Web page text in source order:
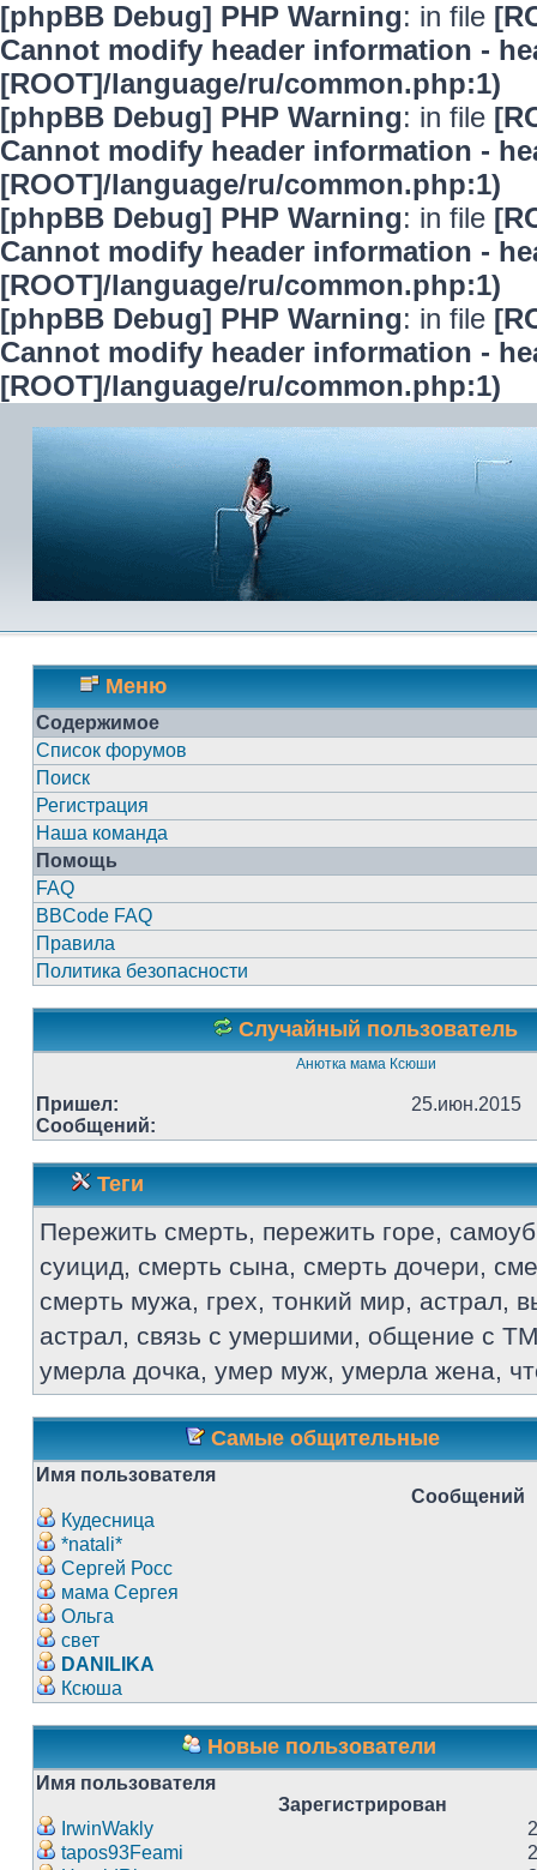
[phpBB Debug] PHP Warning: in file
Cannot modify header information -
[ROOT]/language/ru/common.php:1)
[phpBB Debug] PHP Warning: in file
Cannot modify header information -
[ROOT]/language/ru/common.php:1)
[phpBB Debug] PHP Warning: in file
Cannot modify header information -
[ROOT]/language/ru/common.php:1)
[phpBB Debug] PHP Warning: in file
Cannot modify header information -
[ROOT]/language/ru/common.php:1)
Меню
Содержимое
Список форумов
Поиск
Регистрация
Наша команда
Помощь
FAQ
BBCode FAQ
Правила
Политика безопасности
Случайный пользователь
Анютка мама Ксюши
Пришел:
25.июн.2015
Сообщений:
Теги
Пережить смерть, пережить горе,
суицид, смерть сына, смерть дочери,
смерть мужа, грех, тонкий мир, астрал,
астрал, связь с умершими, общение с
умерла дочка, умер муж, умерла жена,
Самые общительные
Имя пользователя
Сообщений
Кудесница
*natali*
Сергей Росс
мама Сергея
Ольга
свет
DANILIKA
Ксюша
Новые пользователи
Имя пользователя
Зарегистрирован
IrwinWakly
tapos93Feami